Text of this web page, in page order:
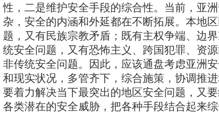
性，二是维护安全手段的综合性。当前，亚
杂，安全的内涵和外延都在不断拓展。本地
题，又有民族宗教矛盾；既有主权争端、边
统安全问题，又有恐怖主义、跨国犯罪、资
非传统安全问题。因此，应该通盘考虑亚洲
和现实状况，多管齐下，综合施策，协调推
要着力解决当下最突出的地区安全问题，又
各类潜在的安全威胁，把各种手段结合起来